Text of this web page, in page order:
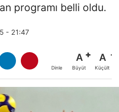
programı belli oldu.
- 21:47
Dinle
A
Büyüt
A
Küçült